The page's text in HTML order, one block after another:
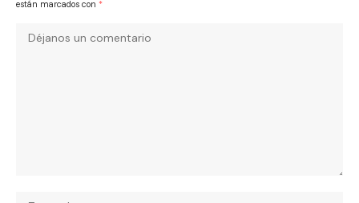
están marcados con *